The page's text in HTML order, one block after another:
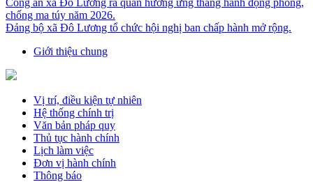
chống ma túy năm 2026.
Đảng bộ xã Đô Lương tổ chức hội nghị ban chấp hành mở rộng.
Giới thiệu chung
Vị trí, điều kiện tự nhiên
Hệ thống chính trị
Văn bản pháp quy
Thủ tục hành chính
Lịch làm việc
Đơn vị hành chính
Thông báo